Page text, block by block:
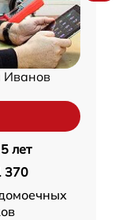
Иванов
5 лет
370